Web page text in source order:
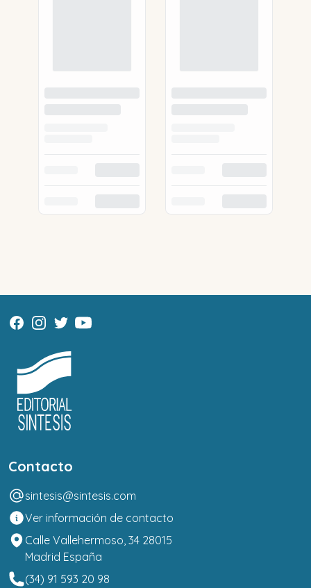
Contacto
sintesis@sintesis.com
Ver información de contacto
Calle Vallehermoso, 34 28015
Madrid España
(34) 91 593 20 98